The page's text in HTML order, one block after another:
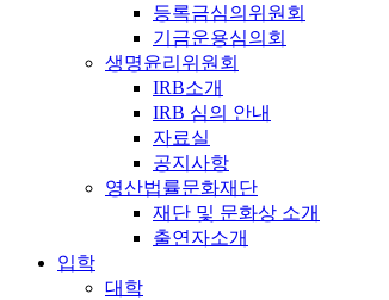
등록금심의위원회
기금운용심의회
생명윤리위원회
IRB소개
IRB 심의 안내
자료실
공지사항
영산법률문화재단
재단 및 문화상 소개
출연자소개
입학
대학